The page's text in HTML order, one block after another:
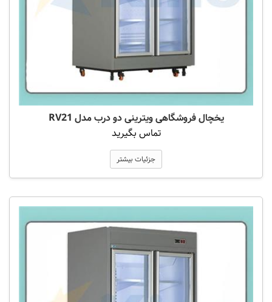
یخچال فروشگاهی ویترینی دو درب مدل RV21
تماس بگیرید
جزئیات بیشتر